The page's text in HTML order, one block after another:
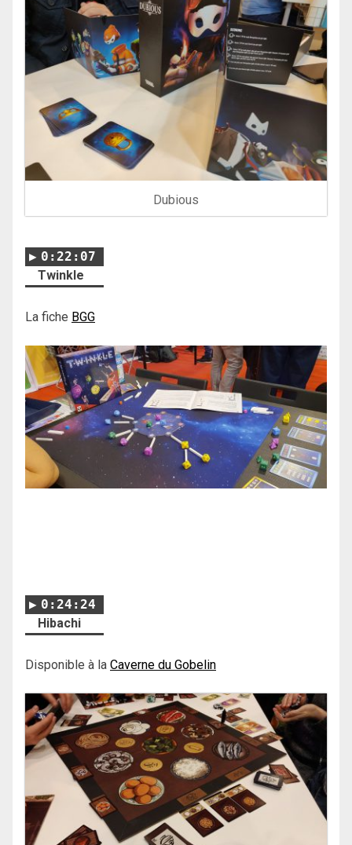
Dubious
0:22:07
Twinkle
La fiche BGG
0:24:24
Hibachi
Disponible à la Caverne du Gobelin